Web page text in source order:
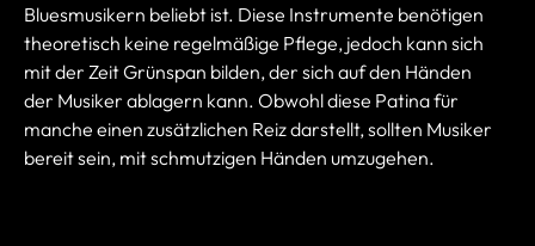
Bluesmusikern beliebt ist. Diese Instrumente benötigen
theoretisch keine regelmäßige Pflege, jedoch kann sich
mit der Zeit Grünspan bilden, der sich auf den Händen
der Musiker ablagern kann. Obwohl diese Patina für
manche einen zusätzlichen Reiz darstellt, sollten Musiker
bereit sein, mit schmutzigen Händen umzugehen.